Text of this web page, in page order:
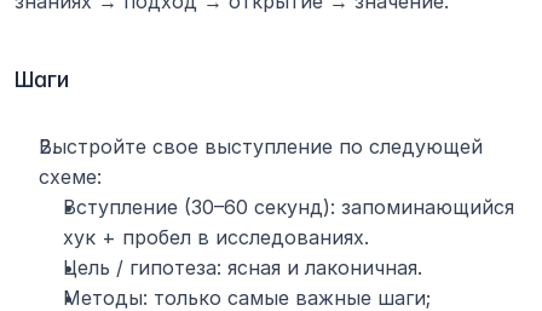
Шаги
Выстройте свое выступление по следующей
схеме:
Вступление (30–60 секунд): запоминающийся
хук + пробел в исследованиях.
Цель / гипотеза: ясная и лаконичная.
Методы: только самые важные шаги;